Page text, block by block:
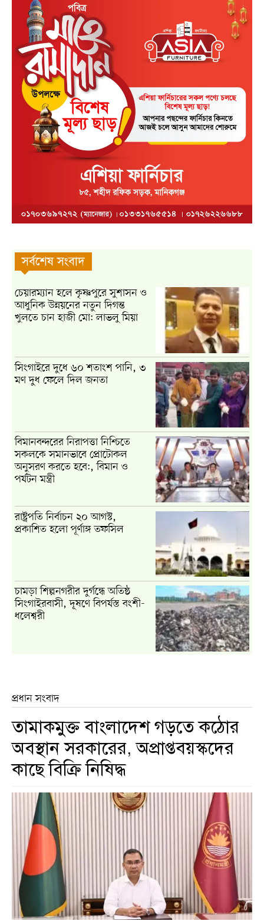
সর্বশেষ সংবাদ
চেয়ারম্যান হলে কৃষ্ণপুরে সুশাসন ও
আধুনিক উন্নয়নের নতুন দিগন্ত
খুলতে চান হাজী মো: লাভলু মিয়া
সিংগাইরে দুধে ৬০ শতাংশ পানি, ৩
মণ দুধ ফেলে দিল জনতা
বিমানবন্দরের নিরাপত্তা নিশ্চিতে
সকলকে সমানভাবে প্রোটোকল
অনুসরণ করতে হবে:, বিমান ও
পর্যটন মন্ত্রী
রাষ্ট্রপতি নির্বাচন ২০ আগস্ট,
প্রকাশিত হলো পূর্ণাঙ্গ তফসিল
চামড়া শিল্পনগরীর দুর্গন্ধে অতিষ্ঠ
সিংগাইরবাসী, দূষণে বিপর্যস্ত বংশী-
ধলেশ্বরী